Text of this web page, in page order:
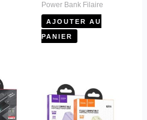
Power Bank Filaire
AJOUTER AU
PANIER
produit
a